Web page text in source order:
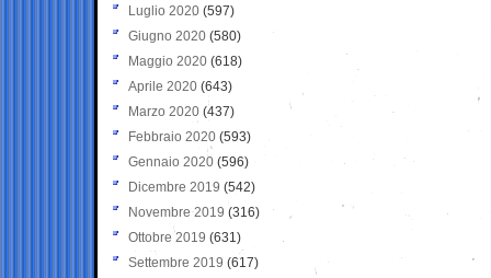
Luglio 2020 (597)
Giugno 2020 (580)
Maggio 2020 (618)
Aprile 2020 (643)
Marzo 2020 (437)
Febbraio 2020 (593)
Gennaio 2020 (596)
Dicembre 2019 (542)
Novembre 2019 (316)
Ottobre 2019 (631)
Settembre 2019 (617)